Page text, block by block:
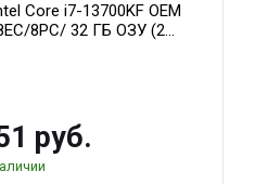
Core i7-13700KF OEM
8PC/ 32 ГБ ОЗУ (2
GDDR6X 384-Bit 3xDP
руб.